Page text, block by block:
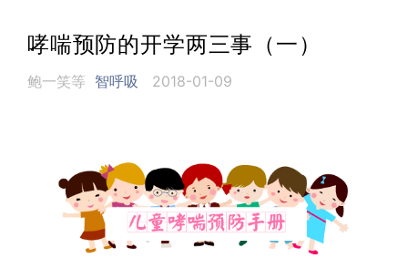
哮喘预防的开学两三事（一）
鲍一笑等 智呼吸 2018-01-09